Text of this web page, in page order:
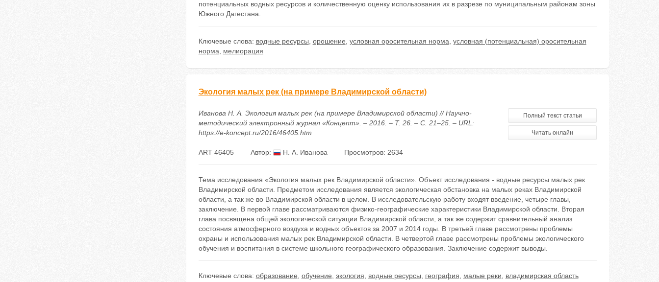
потенциальных водных ресурсов и количественную оценку использования их в разрезе по муниципальным районам зоны
Южного Дагестана.
Ключевые слова: водные ресурсы орошение условная оросительная норма условная (потенциальная) оросительная
норма
мелиорация
Экология малых рек (на примере Владимирской области)
Иванова Н. А. Экология малых рек (на примере Владимирской области) // Научно-
методический электронный журнал «Концепт». – 2016. – Т. 26. – С. 21–25. – URL:
https://e-koncept.ru/2016/46405.htm
Полный текст статьи
Читать онлайн
ART 46405 Автор: Н. А. Иванова Просмотров: 2634
Тема исследования «Экология малых рек Владимирской области». Объект исследования - водные ресурсы малых рек
Владимирской области. Предметом исследования является экологическая обстановка на малых реках Владимирской
области, а так же во Владимирской области в целом. В исследовательскую работу входят введение, четыре главы,
заключение. В первой главе рассматриваются физико-географические характеристики Владимирской области. Вторая
глава посвящена общей экологической ситуации Владимирской области, а так же содержит сравнительный анализ
состояния атмосферного воздуха и водных объектов за 2007 и 2014 годы. В третьей главе рассмотрены проблемы
охраны и использования малых рек Владимирской области. В четвертой главе рассмотрены проблемы экологического
обучения и воспитания в системе школьного географического образования. Заключение содержит выводы.
Ключевые слова: образование обучение экология водные ресурсы география малые реки владимирская область